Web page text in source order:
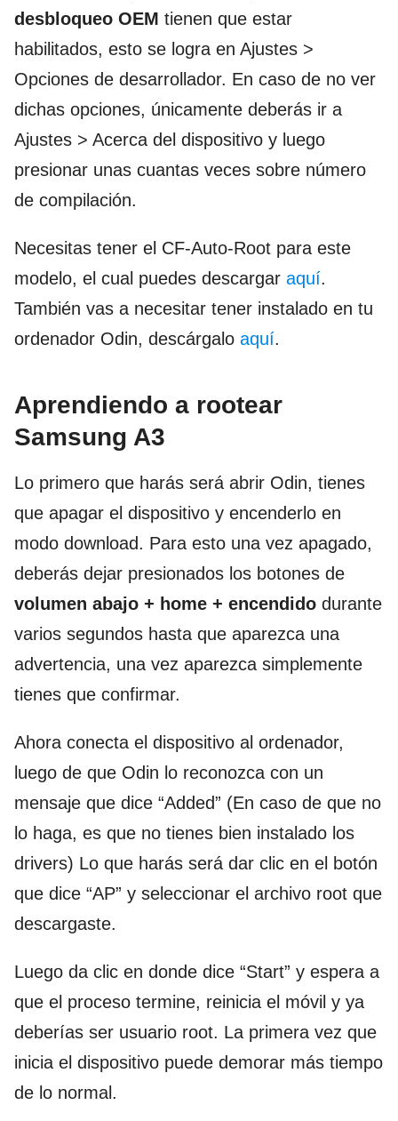
desbloqueo OEM tienen que estar
habilitados, esto se logra en Ajustes >
Opciones de desarrollador. En caso de no ver
dichas opciones, únicamente deberás ir a
Ajustes > Acerca del dispositivo y luego
presionar unas cuantas veces sobre número
de compilación.
Necesitas tener el CF-Auto-Root para este
modelo, el cual puedes descargar aquí.
También vas a necesitar tener instalado en tu
ordenador Odin, descárgalo aquí.
Aprendiendo a rootear
Samsung A3
Lo primero que harás será abrir Odin, tienes
que apagar el dispositivo y encenderlo en
modo download. Para esto una vez apagado,
deberás dejar presionados los botones de
volumen abajo + home + encendido durante
varios segundos hasta que aparezca una
advertencia, una vez aparezca simplemente
tienes que confirmar.
Ahora conecta el dispositivo al ordenador,
luego de que Odin lo reconozca con un
mensaje que dice “Added” (En caso de que no
lo haga, es que no tienes bien instalado los
drivers) Lo que harás será dar clic en el botón
que dice “AP” y seleccionar el archivo root que
descargaste.
Luego da clic en donde dice “Start” y espera a
que el proceso termine, reinicia el móvil y ya
deberías ser usuario root. La primera vez que
inicia el dispositivo puede demorar más tiempo
de lo normal.